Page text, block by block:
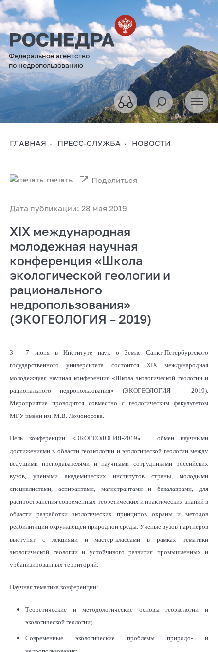
Федеральное агентство
по недропользованию
ГЛАВНАЯ ПРЕСС-СЛУЖБА НОВОСТИ
Дата публикации: 28 мая 2019
печать Поделиться
XIX международная
молодежная научная
конференция «Школа
экологической геологии и
рационального
недропользования»
(ЭКОГЕОЛОГИЯ – 2019)
3 - 7 июня в Институте наук о Земле Санкт-Петербургского
государственного университета
состоится XIX международная
молодежнуая научная конференция «Школа экологической геологии и
рационального недропользования» (ЭКОГЕОЛОГИЯ – 2019).
Мероприятие проводится совместно с геологическим факультетом
МГУ имени им. М.В. Ломоносова.
Цель конференции «ЭКОГЕОЛОГИЯ-2019» – обмен научными
достижениями в области геоэкологии и экологической геологии между
ведущими преподавателями и научными сотрудниками российских
вузов, учеными академических институтов страны, молодыми
специалистами, аспирантами, магистрантами и бакалаврами, для
распространения современных теоретических и практических знаний в
области разработки экологических принципов охраны и методов
реабилитации окружающей природной среды. Ученые вузов-партнеров
выступят с лекциями и мастер-классами в рамках тематики
экологической геологии и устойчивого развития промышленных и
урбанизированных территорий.
Научная тематика конференции:
Теоретические и методологические основы геоэкологии и
экологической геологии;
Современные экологические проблемы природо- и